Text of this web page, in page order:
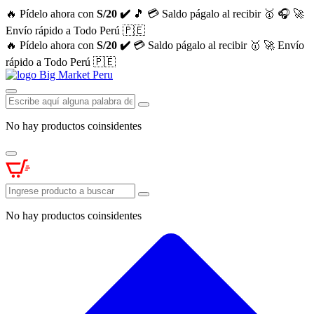
🔥 Pídelo ahora con S/20 ✔️ 🎵 💳 Saldo págalo al recibir 🥇 🎧 🚀
Envío rápido a Todo Perú 🇵🇪
🔥 Pídelo ahora con S/20 ✔️ 💳 Saldo págalo al recibir 🥇 🚀 Envío
rápido a Todo Perú 🇵🇪
No hay productos coinsidentes
No hay productos coinsidentes